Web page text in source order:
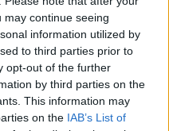
continue seeing
information utilized by
to third parties prior to
opt-out of the further
by third parties on the
This information may
on the IAB’s List of